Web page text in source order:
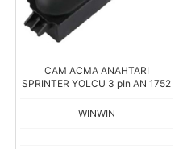
CAM ACMA ANAHTARI
SPRINTER YOLCU 3 pIn AN 1752
WINWIN